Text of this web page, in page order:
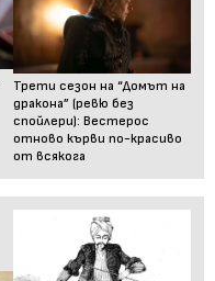
Трети сезон на “Домът на
дракона” (ревю без
спойлери): Вестерос
отново кърви по-красиво
от всякога